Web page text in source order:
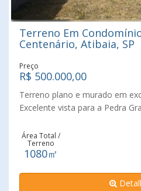
Terreno Em
Centenário, Atibaia, SP
Preço
R$ 500.000,00
Terreno plano e murado em
Excelente vista para a Pedra
onde se concentram comércio,
bancos, colégios, padarias,
gastronômico. *Imóvel sujeito
disponibilidade, sem prévio
um de nossos consultores e
Área Total /
Terreno
1080㎡